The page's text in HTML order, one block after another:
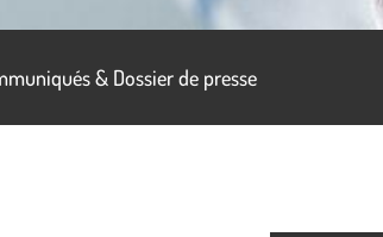
& Dossier de presse